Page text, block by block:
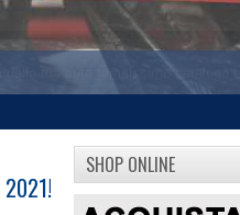
2021!
SHOP ONLINE